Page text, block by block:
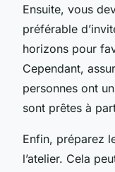
Ensuite, vous
préférable
horizons pour
Cependant,
personnes ont
sont prêtes à
Enfin, préparez
l’atelier. Cela